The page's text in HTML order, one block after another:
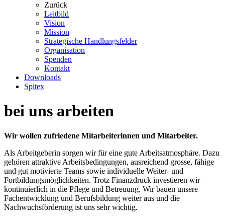
Zurück
Leitbild
Vision
Mission
Strategische Handlungsfelder
Organisation
Spenden
Kontakt
Downloads
Spitex
bei uns arbeiten
Wir wollen zufriedene Mitarbeiterinnen und Mitarbeiter.
Als Arbeitgeberin sorgen wir für eine gute Arbeitsatmosphäre. Dazu
gehören attraktive Arbeitsbedingungen, ausreichend grosse, fähige
und gut motivierte Teams sowie individuelle Weiter- und
Fortbildungsmöglichkeiten. Trotz Finanzdruck investieren wir
kontinuierlich in die Pflege und Betreuung. Wir bauen unsere
Fachentwicklung und Berufsbildung weiter aus und die
Nachwuchsförderung ist uns sehr wichtig.